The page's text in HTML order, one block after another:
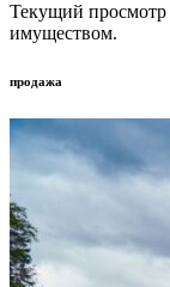
Текущий просмотр
имуществом.
продажа